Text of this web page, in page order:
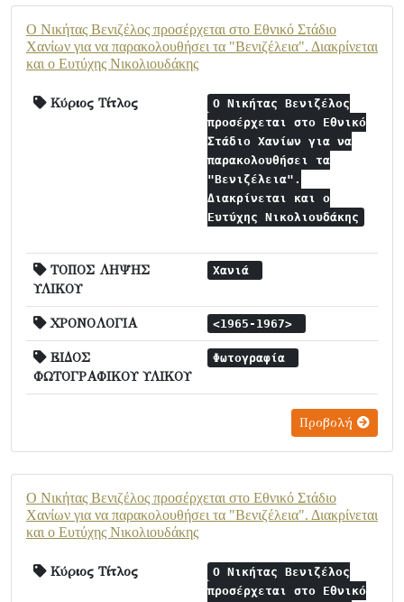
Ο Νικήτας Βενιζέλος προσέρχεται στο Εθνικό Στάδιο
Χανίων για να παρακολουθήσει τα "Βενιζέλεια". Διακρίνεται
και ο Ευτύχης Νικολιουδάκης
Κύριος Τίτλος
Ο Νικήτας Βενιζέλος
προσέρχεται στο Εθνικό
Στάδιο Χανίων για να
παρακολουθήσει τα
"Βενιζέλεια".
Διακρίνεται και ο
Ευτύχης Νικολιουδάκης
ΤΟΠΟΣ ΛΗΨΗΣ
ΥΛΙΚΟΥ
Χανιά
ΧΡΟΝΟΛΟΓΙΑ <1965-1967>
ΕΙΔΟΣ
ΦΩΤΟΓΡΑΦΙΚΟΥ ΥΛΙΚΟΥ
Φωτογραφία
Προβολή
Ο Νικήτας Βενιζέλος προσέρχεται στο Εθνικό Στάδιο
Χανίων για να παρακολουθήσει τα "Βενιζέλεια". Διακρίνεται
και ο Ευτύχης Νικολιουδάκης
Κύριος Τίτλος
Ο Νικήτας Βενιζέλος
προσέρχεται στο Εθνικό